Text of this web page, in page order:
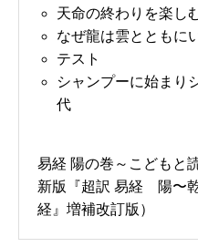
天命の終わりを楽し
なぜ龍は雲とともに
テスト
シャンプーに始まり
代
易経 陽の巻～こどもと
新版『超訳 易経 陽〜
経』増補改訂版）